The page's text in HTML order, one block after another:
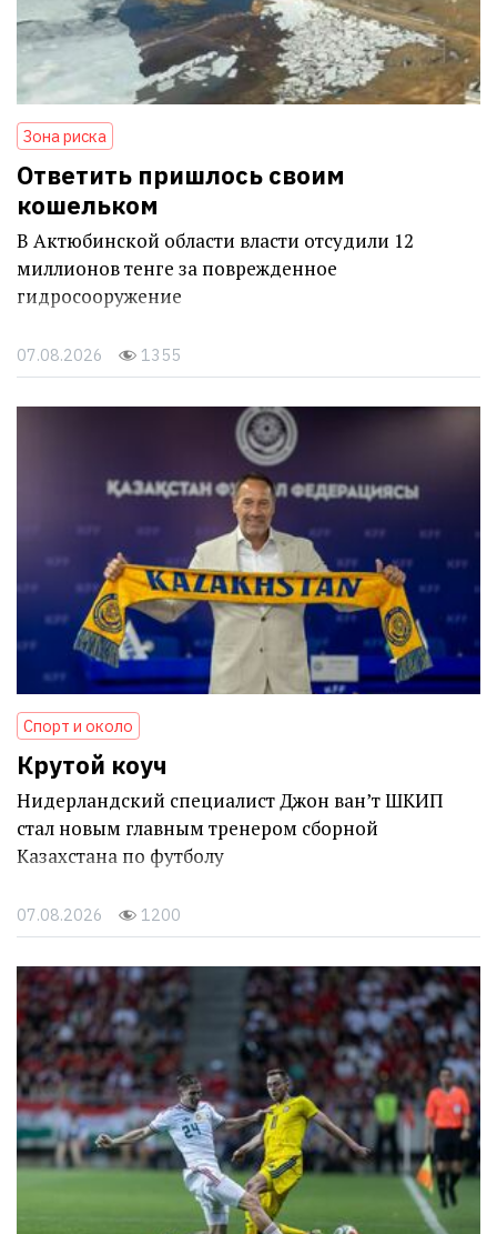
Зона риска
Ответить пришлось своим
кошельком
В Актюбинской области власти отсудили 12
миллионов тенге за поврежденное
гидросооружение
07.08.2026 1355
Спорт и около
Крутой коуч
Нидерландский специалист Джон ван’т ШКИП
стал новым главным тренером сборной
Казахстана по футболу
07.08.2026 1200